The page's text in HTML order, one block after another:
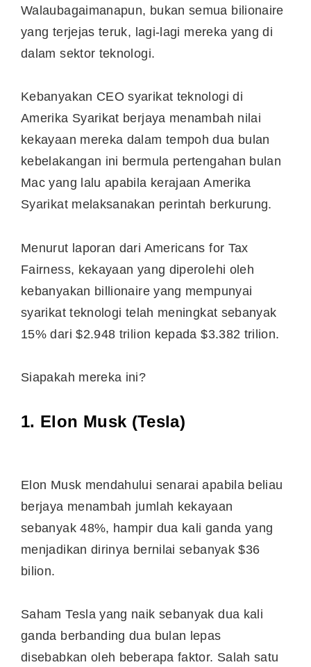
Walaubagaimanapun, bukan semua bilionaire
yang terjejas teruk, lagi-lagi mereka yang di
dalam sektor teknologi.
Kebanyakan CEO syarikat teknologi di
Amerika Syarikat berjaya menambah nilai
kekayaan mereka dalam tempoh dua bulan
kebelakangan ini bermula pertengahan bulan
Mac yang lalu apabila kerajaan Amerika
Syarikat melaksanakan perintah berkurung.
Menurut laporan dari Americans for Tax
Fairness, kekayaan yang diperolehi oleh
kebanyakan billionaire yang mempunyai
syarikat teknologi telah meningkat sebanyak
15% dari $2.948 trilion kepada $3.382 trilion.
Siapakah mereka ini?
1. Elon Musk (Tesla)
Elon Musk mendahului senarai apabila beliau
berjaya menambah jumlah kekayaan
sebanyak 48%, hampir dua kali ganda yang
menjadikan dirinya bernilai sebanyak $36
bilion.
Saham Tesla yang naik sebanyak dua kali
ganda berbanding dua bulan lepas
disebabkan oleh beberapa faktor. Salah satu